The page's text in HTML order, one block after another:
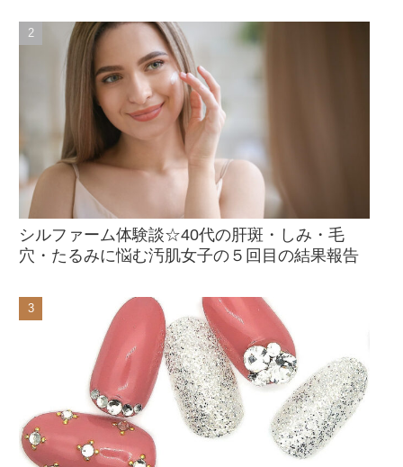
シルファーム体験談☆40代の肝斑・しみ・毛
穴・たるみに悩む汚肌女子の５回目の結果報告